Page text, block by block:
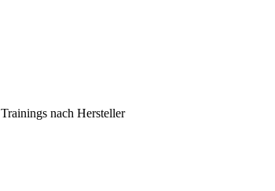
Trainings nach Hersteller